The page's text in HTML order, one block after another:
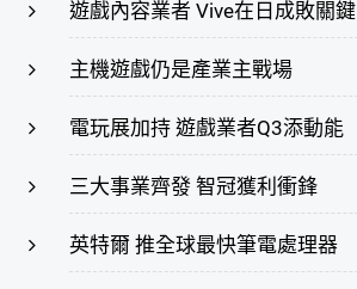
遊戲內容業者 Vive在日成敗關鍵
主機遊戲仍是產業主戰場
電玩展加持 遊戲業者Q3添動能
三大事業齊發 智冠獲利衝鋒
英特爾 推全球最快筆電處理器